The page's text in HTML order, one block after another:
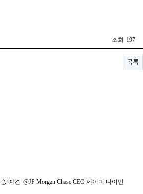
조회 197
목록
견 @JP Morgan Chase CEO 제이미 다이먼